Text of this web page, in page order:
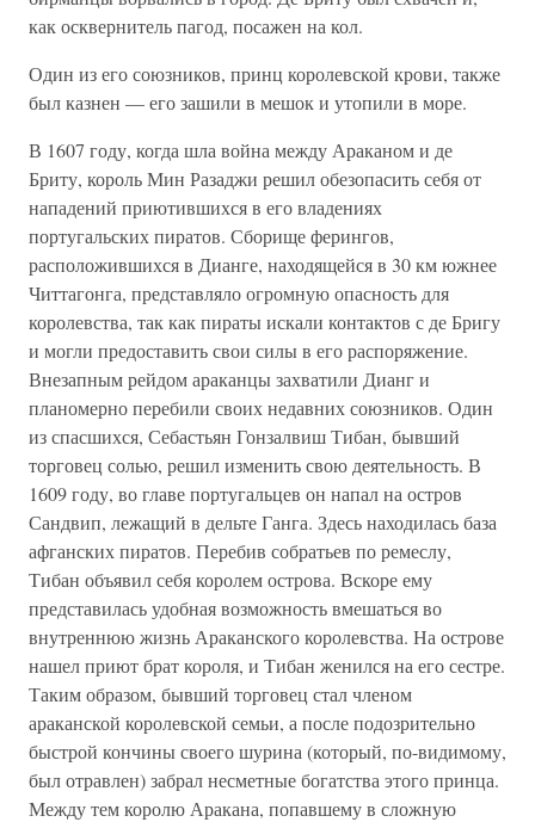
как осквернитель пагод, посажен на кол.
Один из его союзников, принц королевской крови, также
был казнен — его зашили в мешок и утопили в море.
В 1607 году, когда шла война между Араканом и де
Бриту, король Мин Разаджи решил обезопасить себя от
нападений приютившихся в его владениях
португальских пиратов. Сборище ферингов,
расположившихся в Дианге, находящейся в 30 км южнее
Читтагонга, представляло огромную опасность для
королевства, так как пираты искали контактов с де Бригу
и могли предоставить свои силы в его распоряжение.
Внезапным рейдом араканцы захватили Дианг и
планомерно перебили своих недавних союзников. Один
из спасшихся, Себастьян Гонзалвиш Тибан, бывший
торговец солью, решил изменить свою деятельность. В
1609 году, во главе португальцев он напал на остров
Сандвип, лежащий в дельте Ганга. Здесь находилась база
афганских пиратов. Перебив собратьев по ремеслу,
Тибан объявил себя королем острова. Вскоре ему
представилась удобная возможность вмешаться во
внутреннюю жизнь Араканского королевства. На острове
нашел приют брат короля, и Тибан женился на его сестре.
Таким образом, бывший торговец стал членом
араканской королевской семьи, а после подозрительно
быстрой кончины своего шурина (который, по-видимому,
был отравлен) забрал несметные богатства этого принца.
Между тем королю Аракана, попавшему в сложную